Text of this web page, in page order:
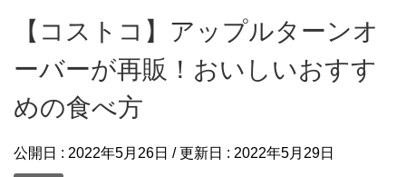
【コストコ】アップルターンオ
ーバーが再販！おいしいおすす
めの食べ方
公開日 : 2022年5月26日 / 更新日 : 2022年5月29日